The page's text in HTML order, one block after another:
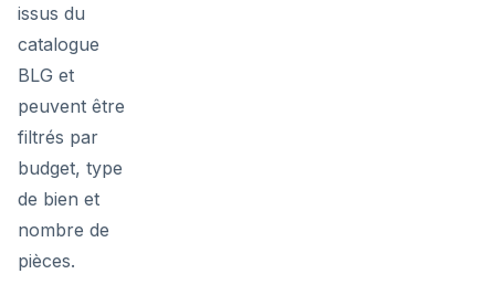
issus du
catalogue
BLG et
peuvent être
filtrés par
budget, type
de bien et
nombre de
pièces.